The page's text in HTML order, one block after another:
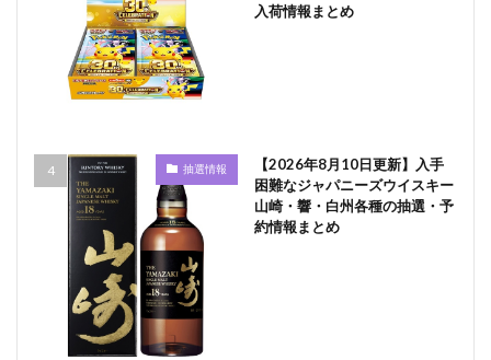
入荷情報まとめ
抽選情報
【2026年8月10日更新】入手
困難なジャパニーズウイスキー
山崎・響・白州各種の抽選・予
約情報まとめ